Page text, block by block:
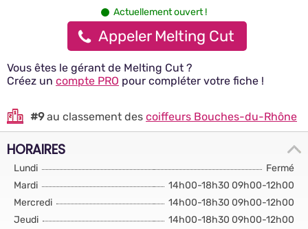
Actuellement ouvert !
Appeler Melting Cut
Vous êtes le gérant de Melting Cut ?
Créez un compte PRO pour compléter votre fiche !
#9au classement des coiffeurs Bouches-du-Rhône
HORAIRES
Lundi
Fermé
Mardi
14h00-18h30 09h00-12h00
Mercredi
14h00-18h30 09h00-12h00
Jeudi
14h00-18h30 09h00-12h00